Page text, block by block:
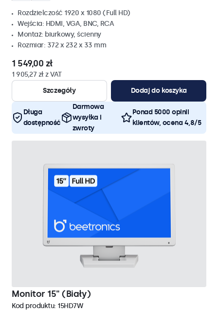
Rozdzielczość 1920 x 1080 (Full HD)
Wejścia: HDMI, VGA, BNC, RCA
Montaż: biurkowy, ścienny
Rozmiar: 372 x 232 x 33 mm
1 549,00 zł
1 905,27 zł z VAT
Szczegóły
Dodaj do koszyka
Długa
dostępność
Darmowa
wysyłka i
zwroty
Ponad 5000 opinii
klientów, ocena 4,8/5
Monitor 15" (Biały)
Kod produktu: 15HD7W